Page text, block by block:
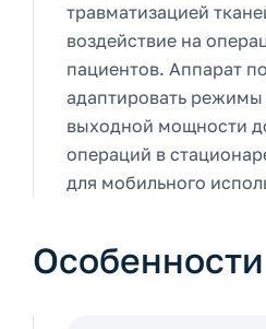
травматизацией
воздействие на
пациентов. Аппарат
адаптировать режимы
выходной мощности
операций в
для мобильного